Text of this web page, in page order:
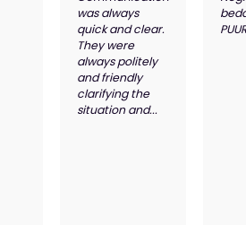
was always
quick and clear.
They were
always politely
and friendly
clarifying the
situation and...